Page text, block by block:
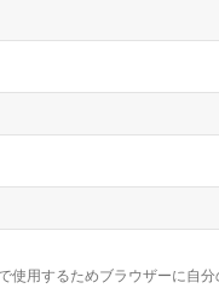
使用するためブラウザーに自